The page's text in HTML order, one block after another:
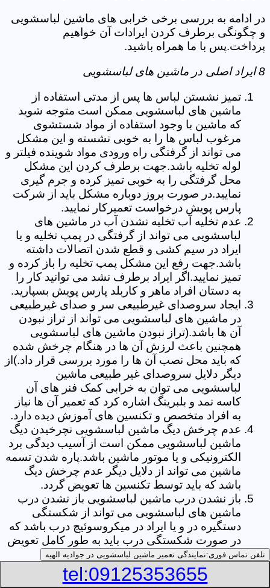
در ادامه به بررسی برخی خرابی های ماشین لباسشویی
و چگونگی برطرف کردن ایرادات آن خواهیم
پرداخت.پس با ما همراه باشید.
8 ایراد اصلی در ماشین های لباسشویی
تمیز نشستن لباس ها پس از مدتی استفاده از
ماشین های لباسشویی ممکن است متوجه شوید
که ماشین با وجود استفاده از مواد شستشوی
مرغوب لباس ها را به خوبی نشسته و این مشکل
می تواند از گرفتگی راه ورودی مواد شوینده فیلتر و
لوله تخلیه باشد.جهت برطرف کردن این مشکل
محل گرفتگی را به خوبی تمیز کرده و جرم گیری
نمایید.در صورت بروز دوباره مشکل باید از شرکت
پارس پویش درخواست تعمیرکار نمایید.
عدم تخلیه آب تخلیه نشدن آب در ماشین های
لباسشویی می تواند از گرفتگی در پمپ تخلیه و یا
ایراد در سیم کشی و قطع شدن اتصالات داشته
باشد.جهت رفع این مشکل پمپ تخلیه را باز کرده و
تمیز نمایید.اگر ایراد برطرف نشد می توانید کار را
به دستان افراد ماهر و کاربلد پارس پویش بسپارید.
ایجاد سروصدای غیرطبیعی سر و صدای غیرطبیعی
در ماشین های لباسشویی می تواند از تراز نبودن
آن ها باشد.(تراز نبودن ماشین های لباسشویی
همچنین باعث لرزش آن ها در هنگام چرخش شده
که باید محل نصب آن ها را مورد بررسی قرار داد.)از
دیگر دلایل سروصدای غیر طبیعی ماشین
لباسشویی می توان به خرابی کمک فنر های آن
کاسه نمد و بلبرینگ اشاره کرد که تعمیر آن ها نیاز
به افراد متخصص و تکنسین های آموزش دیده دارد.
عدم چرخش دیگ ماشین لباسشویی نچرخیدن دیگ
ماشین لباسشویی ممکن است از آسیب دیدگی برد
الکترونیکی و یا موتور ماشین باشد.پاره شدن تسمه
ماشین می تواند از دلایل دیگر عدم چرخش دیگ
باشد که باید توسط تکنسین ها تعویض گردد.
باز نشدن درب ماشین لباسشویی باز نشدن درب
ماشین های لباسشویی می تواند از شکستگی
دستگیره در و یا ایراد در میکروسوئیچ درب باشد که
در صورت شکستگی درب باید به طور کامل تعویض
شود.
نشتی آب از ماشین در صورت مشاهده نشتی آب از
ماشین لباسشویی خود ابتدا قسمت جا پودری آن را
تلفن تماس فوری:نمایندگی تعمیر ماشین لباسشویی در جوادیه الهیه
tel:09125353655